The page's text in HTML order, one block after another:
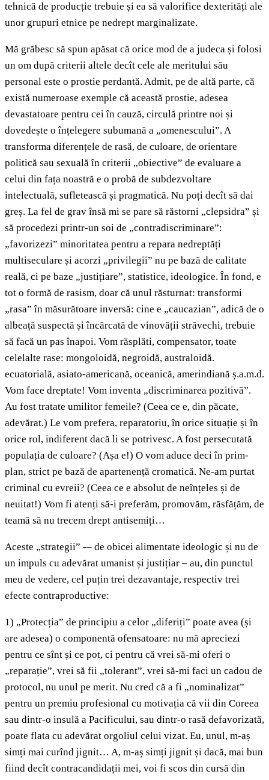
tehnică de producție trebuie și ea să valorifice dexterități ale
unor grupuri etnice pe nedrept marginalizate.
Mă grăbesc să spun apăsat că orice mod de a judeca și folosi
un om după criterii altele decît cele ale meritului său
personal este o prostie perdantă. Admit, pe de altă parte, că
există numeroase exemple că această prostie, adesea
devastatoare pentru cei în cauză, circulă printre noi și
dovedește o înțelegere subumană a „omenescului”. A
transforma diferențele de rasă, de culoare, de orientare
politică sau sexuală în criterii „obiective” de evaluare a
celui din fața noastră e o probă de subdezvoltare
intelectuală, sufletească și pragmatică. Nu poți decît să dai
greș. La fel de grav însă mi se pare să răstorni „clepsidra” și
să procedezi printr-un soi de „contradiscriminare”:
„favorizezi” minoritatea pentru a repara nedreptăți
multiseculare și acorzi „privilegii” nu pe bază de calitate
reală, ci pe baze „justițiare”, statistice, ideologice. În fond, e
tot o formă de rasism, doar că unul răsturnat: transformi
„rasa” în măsurătoare inversă: cine e „caucazian”, adică de o
albeață suspectă și încărcată de vinovății străvechi, trebuie
să facă un pas înapoi. Vom răsplăti, compensator, toate
celelalte rase: mongoloidă, negroidă, australoidă.
ecuatorială, asiato-americană, oceanică, amerindiană ș.a.m.d.
Vom face dreptate! Vom inventa „discriminarea pozitivă”.
Au fost tratate umilitor femeile? (Ceea ce e, din păcate,
adevărat.) Le vom prefera, reparatoriu, în orice situație și în
orice rol, indiferent dacă li se potrivesc. A fost persecutată
populația de culoare? (Așa e!) O vom aduce deci în prim-
plan, strict pe bază de apartenență cromatică. Ne-am purtat
criminal cu evreii? (Ceea ce e absolut de neînțeles și de
neuitat!) Vom fi atenți să-i preferăm, promovăm, răsfățăm, de
teamă să nu trecem drept antisemiți…
Aceste „strategii” -– de obicei alimentate ideologic și nu de
un impuls cu adevărat umanist și justițiar – au, din punctul
meu de vedere, cel puțin trei dezavantaje, respectiv trei
efecte contraproductive:
1) „Protecția” de principiu a celor „diferiți” poate avea (și
are adesea) o componentă ofensatoare: nu mă apreciezi
pentru ce sînt și ce pot, ci pentru că vrei să-mi oferi o
„reparație”, vrei să fii „tolerant”, vrei să-mi faci un cadou de
protocol, nu unul pe merit. Nu cred că a fi „nominalizat”
pentru un premiu profesional cu motivația că vii din Coreea
sau dintr-o insulă a Pacificului, sau dintr-o rasă defavorizată,
poate flata cu adevărat orgoliul celui vizat. Eu, unul, m-aș
simți mai curînd jignit… A, m-aș simți jignit și dacă, mai bun
fiind decît contracandidații mei, voi fi scos din cursă din